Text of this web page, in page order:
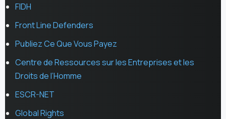
FIDH
Front Line Defenders
Publiez Ce Que Vous Payez
Centre de Ressources sur les Entreprises et les
Droits de l’Homme
ESCR-NET
Global Rights